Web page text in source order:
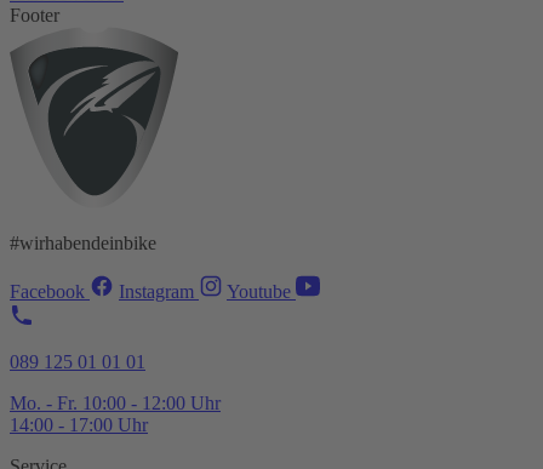
Footer
#wirhabendeinbike
Facebook Instagram Youtube
089 125 01 01 01
Mo. - Fr. 10:00 - 12:00 Uhr
14:00 - 17:00 Uhr